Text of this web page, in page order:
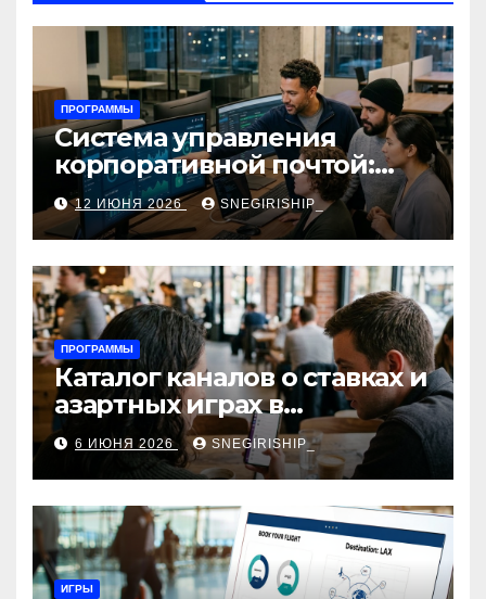
ПРОГРАММЫ
Система управления
корпоративной почтой:
функции, безопасность и
интеграция
12 ИЮНЯ 2026 SNEGIRISHIP_
ПРОГРАММЫ
Каталог каналов о ставках и
азартных играх в
мессенджерах
6 ИЮНЯ 2026 SNEGIRISHIP_
ИГРЫ